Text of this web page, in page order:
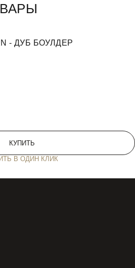
- ДУБ БОУЛДЕР
КУПИТЬ
В ОДИН КЛИК